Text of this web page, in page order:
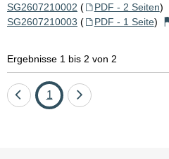
SG2607210002 ( PDF - 2 Seiten)
SG2607210003 ( PDF - 1 Seite)
Ergebnisse 1 bis 2 von 2
EineSeite
1
Eine